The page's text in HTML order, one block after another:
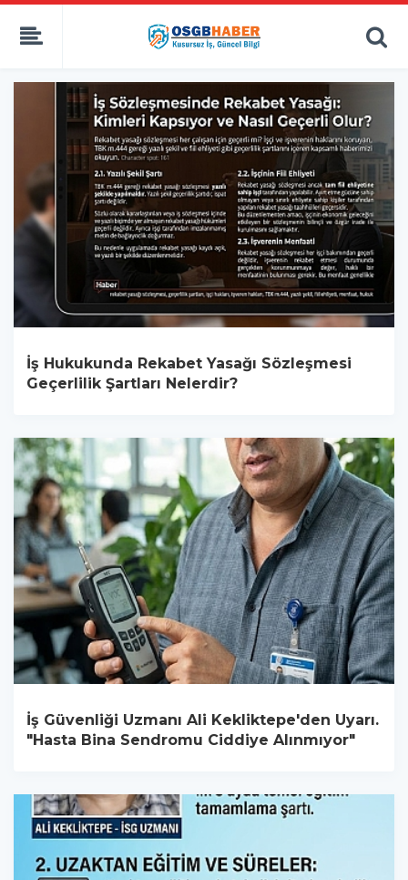
İş Hukukunda Rekabet Yasağı Sözleşmesi
Geçerlilik Şartları Nelerdir?
İş Güvenliği Uzmanı Ali Kekliktepe'den Uyarı.
"Hasta Bina Sendromu Ciddiye Alınmıyor"